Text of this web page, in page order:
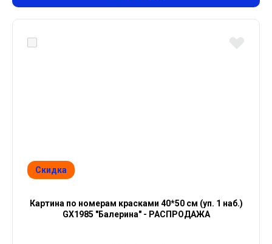
Скидка
Картина по номерам красками 40*50 см (уп. 1 наб.)
GX1985 "Балерина" - РАСПРОДАЖА